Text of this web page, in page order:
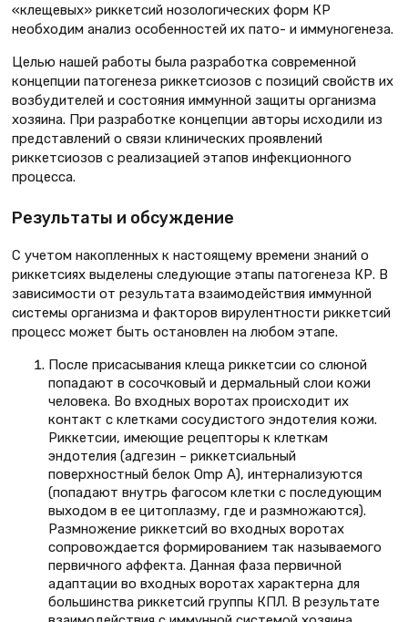
«клещевых» риккетсий нозологических форм КР
необходим анализ особенностей их пато- и иммуногенеза.
Целью нашей работы была разработка современной
концепции патогенеза риккетсиозов с позиций свойств их
возбудителей и состояния иммунной защиты организма
хозяина. При разработке концепции авторы исходили из
представлений о связи клинических проявлений
риккетсиозов с реализацией этапов инфекционного
процесса.
Результаты и обсуждение
С учетом накопленных к настоящему времени знаний о
риккетсиях выделены следующие этапы патогенеза КР. В
зависимости от результата взаимодействия иммунной
системы организма и факторов вирулентности риккетсий
процесс может быть остановлен на любом этапе.
После присасывания клеща риккетсии со слюной
попадают в сосочковый и дермальный слои кожи
человека. Во входных воротах происходит их
контакт с клетками сосудистого эндотелия кожи.
Риккетсии, имеющие рецепторы к клеткам
эндотелия (адгезин – риккетсиальный
поверхностный белок Omp A), интернализуются
(попадают внутрь фагосом клетки с последующим
выходом в ее цитоплазму, где и размножаются).
Размножение риккетсий во входных воротах
сопровождается формированием так называемого
первичного аффекта. Данная фаза первичной
адаптации во входных воротах характерна для
большинства риккетсий группы КПЛ. В результате